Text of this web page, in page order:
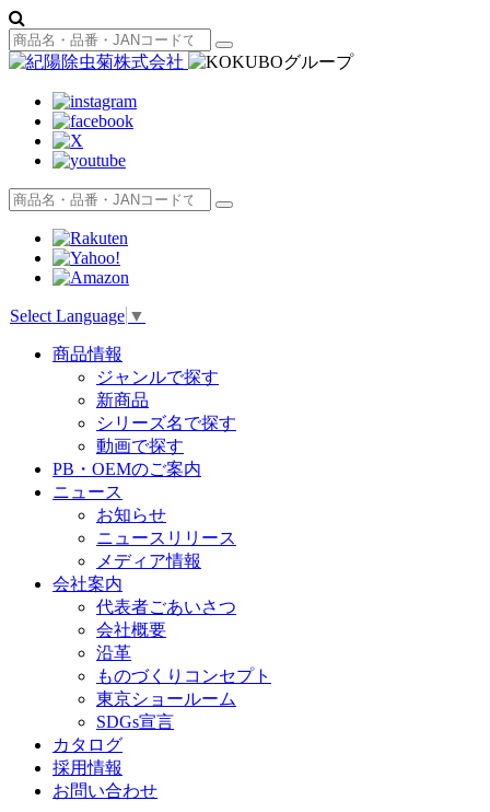
Select Language ▼
商品情報
ジャンルで探す
新商品
シリーズ名で探す
動画で探す
PB・OEMのご案内
ニュース
お知らせ
ニュースリリース
メディア情報
会社案内
代表者ごあいさつ
会社概要
沿革
ものづくりコンセプト
東京ショールーム
SDGs宣言
カタログ
採用情報
お問い合わせ